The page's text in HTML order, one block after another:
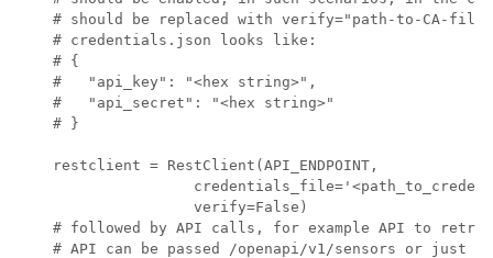
    # should be replaced with verify="path-to-CA-file"
    # credentials.json looks like:
    # {
    #   "api_key": "<hex string>",
    #   "api_secret": "<hex string>"
    # }
    restclient = RestClient(API_ENDPOINT,
                    verify=False)
# followed by API calls, for example API to
# API can be passed /openapi/v1/sensors or just /